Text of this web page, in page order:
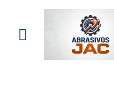
Menú
principal